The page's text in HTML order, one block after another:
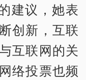
建议，她表
创新，互联
互联网的关
络投票也频